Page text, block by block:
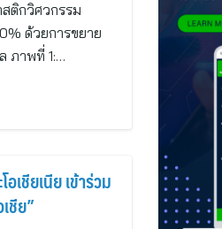
ติกวิศวกรรม
ด้วยการขยาย
ภาพที่ 1:…
เชียเนีย เข้าร่วม
ชีย”